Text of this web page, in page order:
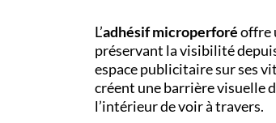
L’adhésif microperforéoffre
préservant la visibilité
espace publicitaire sur ses
créent une barrière visuelle
l’intérieur de voir à travers.